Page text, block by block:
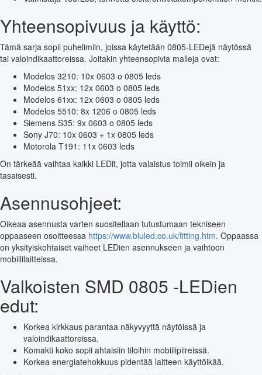
Yhteensopivuus ja käyttö:
Tämä sarja sopii puhelimiin, joissa käytetään 0805-LEDejä näytössä
tai valoindikaattoreissa. Joitakin yhteensopivia malleja ovat:
Modelos 3210: 10x 0603 o 0805 leds
Modelos 51xx: 12x 0603 o 0805 leds
Modelos 61xx: 12x 0603 o 0805 leds
Modelos 5510: 8x 1206 o 0805 leds
Siemens S35: 9x 0603 o 0805 leds
Sony J70: 10x 0603 + 1x 0805 leds
Motorola T191: 11x 0603 leds
On tärkeää vaihtaa kaikki LEDit, jotta valaistus toimii oikein ja
tasaisesti.
Asennusohjeet:
Oikeaa asennusta varten suositellaan tutustumaan tekniseen
oppaaseen osoitteessa https://www.bluled.co.uk/fitting.htm. Oppaassa
on yksityiskohtaiset vaiheet LEDien asennukseen ja vaihtoon
mobiililaitteissa.
Valkoisten SMD 0805 -LEDien
edut:
Korkea kirkkaus parantaa näkyvyyttä näytöissä ja
valoindikaattoreissa.
Komakti koko sopii ahtaisiin tiloihin mobiilipiireissä.
Korkea energiatehokkuus pidentää laitteen käyttöikää.